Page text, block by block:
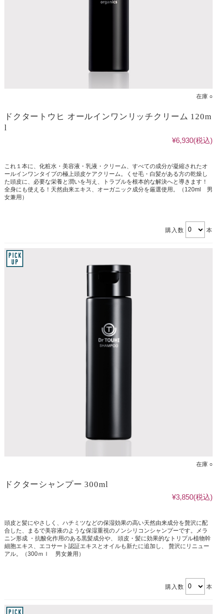
在庫 ○
ドクタートウヒ オールインワンリッチクリーム 120m
l
¥6,930(税込)
これ１本に、化粧水・美容液・乳液・クリーム、すべての成分が凝縮されたオ
ールインワンタイプの極上頭皮ケアクリーム。くせ毛・白髪がある方の乾燥し
た頭皮に、必要な栄養と潤いを与え、トラブルを根本的な解決へと導きます！
全身にも使える！天然由来エキス、オーガニック成分を厳選使用。（120ml 男
女兼用）
購入数 本
在庫 ○
ドクターシャンプー 300ml
¥3,850(税込)
頭皮と髪にやさしく、ハチミツなどの保湿効果の高い天然由来成分を贅沢に配
合した、まるで美容液のような保湿重視のノンシリコンシャンプーです。メラ
ニン形成 ・抗酸化作用のある黒髪成分や、 頭皮・髪に効果的なトリプル植物幹
細胞エキス、エコサート認証エキスとオイルも新たに追加し、 贅沢にリニュー
アル。（300ｍｌ 男女兼用）
購入数 本